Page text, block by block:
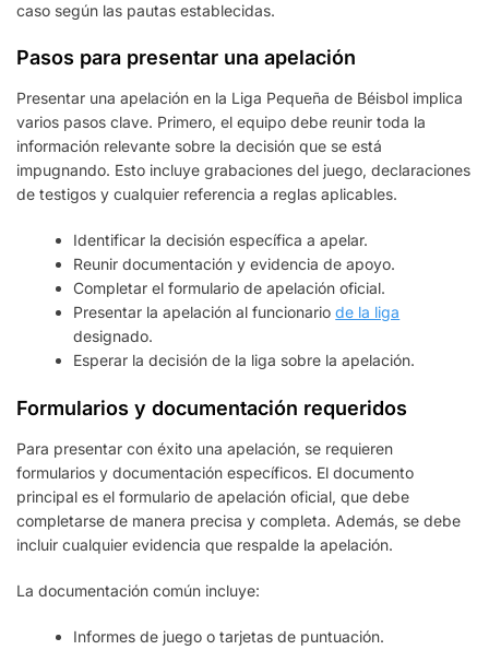
caso según las pautas establecidas.
Pasos para presentar una apelación
Presentar una apelación en la Liga Pequeña de Béisbol implica
varios pasos clave. Primero, el equipo debe reunir toda la
información relevante sobre la decisión que se está
impugnando. Esto incluye grabaciones del juego, declaraciones
de testigos y cualquier referencia a reglas aplicables.
Identificar la decisión específica a apelar.
Reunir documentación y evidencia de apoyo.
Completar el formulario de apelación oficial.
Presentar la apelación al funcionariode la liga
designado.
Esperar la decisión de la liga sobre la apelación.
Formularios y documentación requeridos
Para presentar con éxito una apelación, se requieren
formularios y documentación específicos. El documento
principal es el formulario de apelación oficial, que debe
completarse de manera precisa y completa. Además, se debe
incluir cualquier evidencia que respalde la apelación.
La documentación común incluye:
Informes de juego o tarjetas de puntuación.